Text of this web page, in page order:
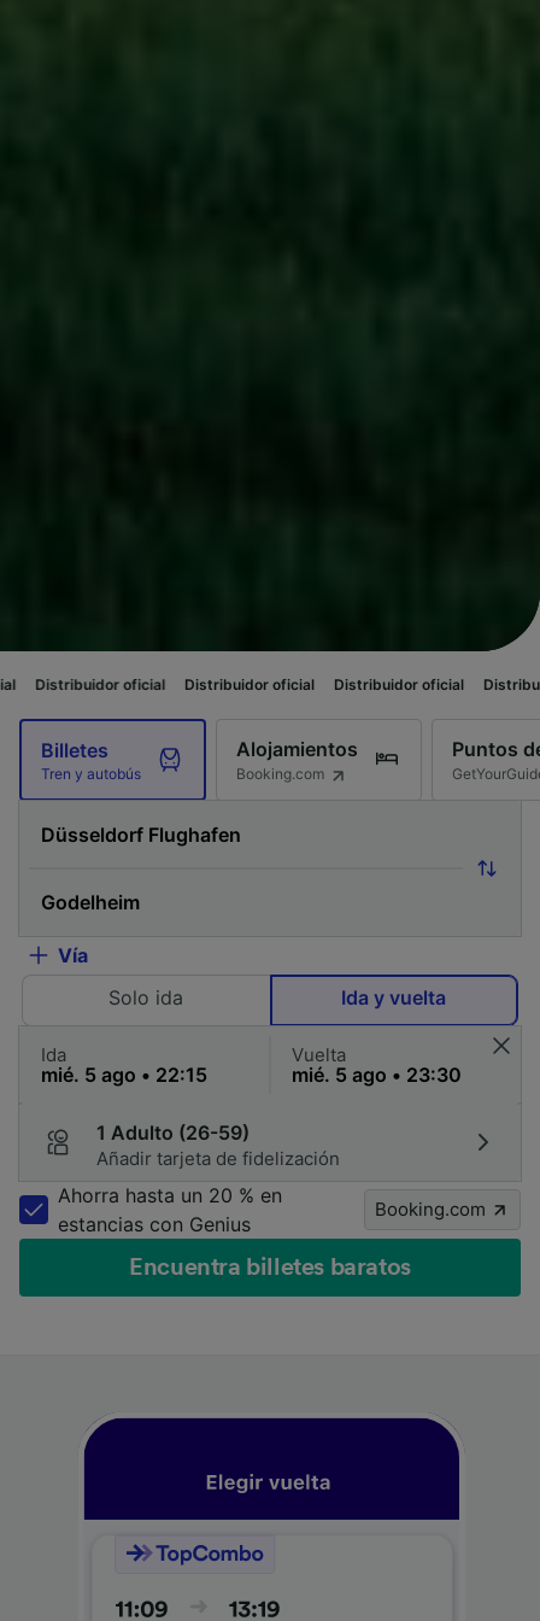
oficial Distribuidor oficial Distribuidor oficial Distribuidor oficial
Billetes
Tren y autobús
Alojamientos
Booking.com
Puntos
Vía
Solo ida
Ida y vuelta
Ida Vuelta
1 Adulto (26-59)
Añadir tarjeta de fidelización
Ahorra hasta un 20 % en
estancias con Genius
Booking.com
Encuentra billetes baratos